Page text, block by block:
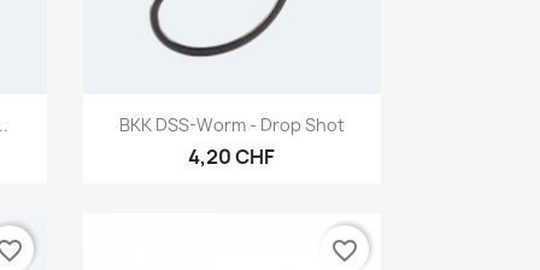
Aperçu rapide
BKK DSS-Worm - Drop Shot
4,20 CHF
favorite_border